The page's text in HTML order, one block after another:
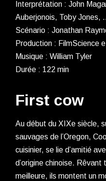
Interprétation : John
Auberjonois, Toby Jones,
Scénario : Jonathan
Production : FilmScience
Musique : William Tyler
Durée : 122 min
First cow
Au début du XIXe siècle,
sauvages de l’Oregon,
cuisinier, se lie d’amitié
d’origine chinoise. Rêvant
meilleure, ils montent un